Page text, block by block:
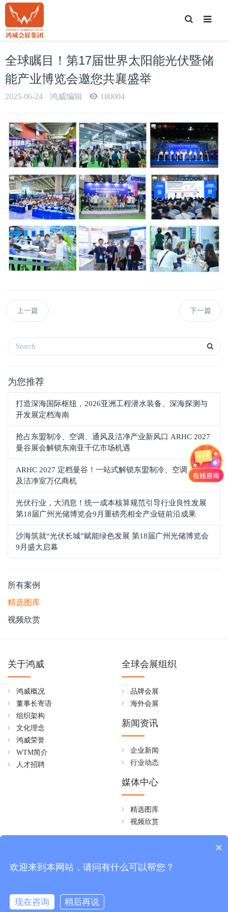
T
o
g
e
S
e
全球瞩目！第17届世界太阳能光伏暨储
能产业博览会邀您共襄盛举
2025-06-24 鸿威编辑 180004
上一篇 下一篇
为您推荐
打造深海国际枢纽，2026亚洲工程潜水装备、深海探测与
开发展定档海南
抢占东盟制冷、空调、通风及洁净产业新风口 ARHC 2027
曼谷展会解锁东南亚千亿市场机遇
ARHC 2027 定档曼谷！一站式解锁东盟制冷、空调、通风
及洁净室万亿商机
光伏行业，大消息！统一成本核算规范引导行业良性发展
第18届广州光储博览会9月重磅亮相全产业链前沿成果
沙海筑就“光伏长城”赋能绿色发展 第18届广州光储博览会
9月盛大启幕
所有案例
精选图库
视频欣赏
关于鸿威
鸿威概况
董事长寄语
组织架构
文化理念
鸿威荣誉
WTM简介
人才招聘
全球会展组织
品牌会展
海外会展
新闻资讯
企业新闻
行业动态
媒体中心
精选图库
视频欣赏
周一至周五 08:30~18:00
版权所有 © 广东鸿威国际会展集团有限公司
×
欢迎来到本网站，请问有什么可以帮您？
现在咨询 稍后再说